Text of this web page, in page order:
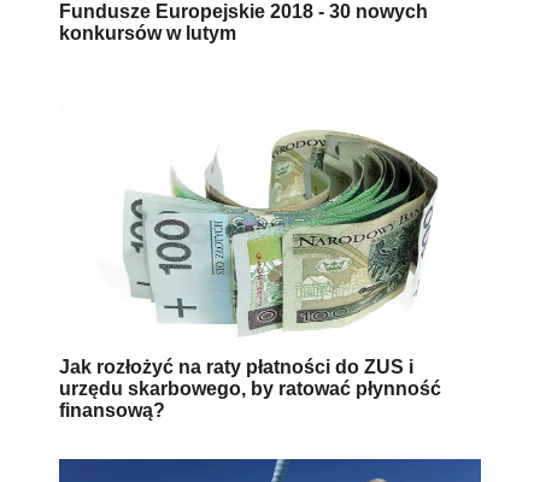
Fundusze Europejskie 2018 - 30 nowych
konkursów w lutym
Jak rozłożyć na raty płatności do ZUS i
urzędu skarbowego, by ratować płynność
finansową?